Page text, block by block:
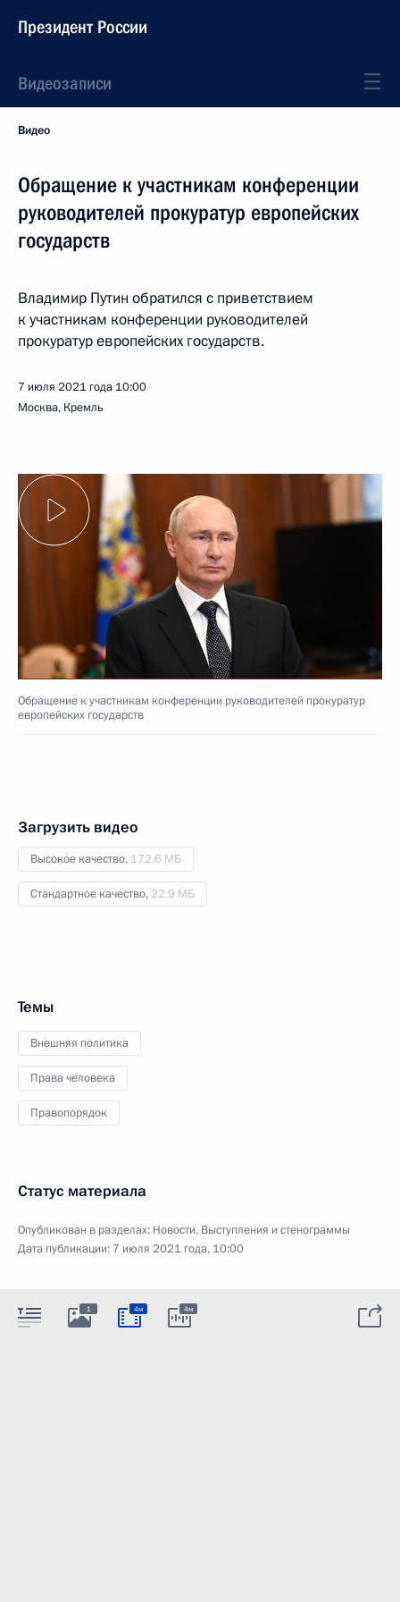
Президент России
Видеозаписи
Видео
Обращение к участникам конференции
руководителей прокуратур европейских
государств
Владимир Путин обратился с приветствием
к участникам конференции руководителей
прокуратур европейских государств.
7 июля 2021 года 10:00
Москва, Кремль
Обращение к участникам конференции руководителей прокуратур
европейских государств
Загрузить видео
Высокое качество, 172.6 МБ
Стандартное качество, 22.9 МБ
Темы
Внешняя политика
Права человека
Правопорядок
Статус материала
Опубликован в разделах: Новости, Выступления и стенограммы
Дата публикации: 7 июля 2021 года, 10:00
1 4м 4м